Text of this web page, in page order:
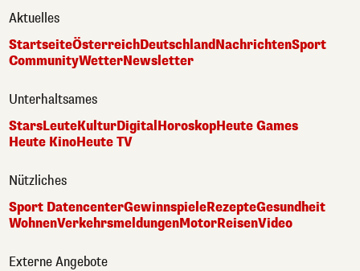
Aktuelles
StartseiteÖsterreichDeutschlandNachrichtenSport
CommunityWetterNewsletter
Unterhaltsames
StarsLeuteKulturDigital HoroskopHeute Games
Heute KinoHeute TV
Nützliches
Sport DatencenterGewinnspieleRezepteGesundheit
WohnenVerkehrsmeldungenMotorReisenVideo
Externe Angebote